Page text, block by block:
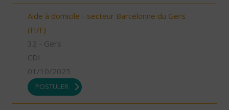
Aide à domicile - secteur Barcelonne du Gers
(H/F)
32 - Gers
CDI
01/10/2025
POSTULER